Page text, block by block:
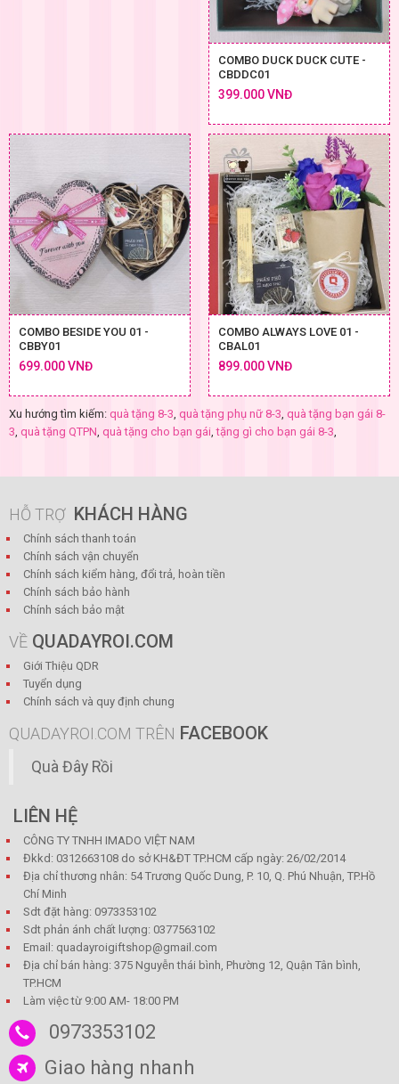
COMBO DUCK DUCK CUTE -
CBDDC01
399.000 VNĐ
COMBO BESIDE YOU 01 -
CBBY01
699.000 VNĐ
COMBO ALWAYS LOVE 01 -
CBAL01
899.000 VNĐ
Xu hướng tìm kiếm: quà tặng 8-3 quà tặng phụ nữ 8-3 quà tặng bạn gái 8-
3 quà tặng QTPN quà tặng cho bạn gái ,tặng gì cho bạn gái 8-3
HỖ TRỢ KHÁCH HÀNG
Chính sách thanh toán
Chính sách vận chuyển
Chính sách kiểm hàng, đổi trả, hoàn tiền
Chính sách bảo hành
Chính sách bảo mật
VỀ QUADAYROI.COM
Giới Thiệu QDR
Tuyển dụng
Chính sách và quy định chung
QUADAYROI.COM TRÊN FACEBOOK
Quà Đây Rồi
LIÊN HỆ
CÔNG TY TNHH IMADO VIỆT NAM
Đkkd: 0312663108 do sở KH&ĐT TP.HCM cấp ngày: 26/02/2014
Địa chỉ thương nhân: 54 Trương Quốc Dung, P. 10, Q. Phú Nhuận, TP.Hồ
Chí Minh
Sdt đặt hàng: 0973353102
Sdt phản ánh chất lượng: 0377563102
Email: quadayroigiftshop@gmail.com
Địa chỉ bán hàng: 375 Nguyễn thái bình, Phường 12, Quận Tân bình,
TP.HCM
Làm việc từ 9:00 AM- 18:00 PM
0973353102
Giao hàng nhanh